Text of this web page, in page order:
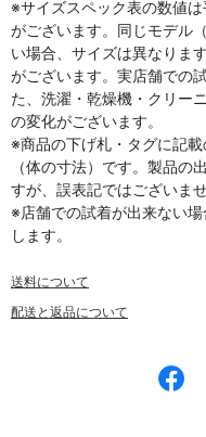
※サイズスペック表の数値
がございます。同じモデル
い場合、サイズは異なりま
がございます。実店舗での
た、洗濯・乾燥機・クリー
の変化がございます。
※商品の下げ札・タグに記
（体の寸法）です。製品の
すが、誤表記ではございませ
※店舗での試着が出来ない
します。
送料について
配送と返品について